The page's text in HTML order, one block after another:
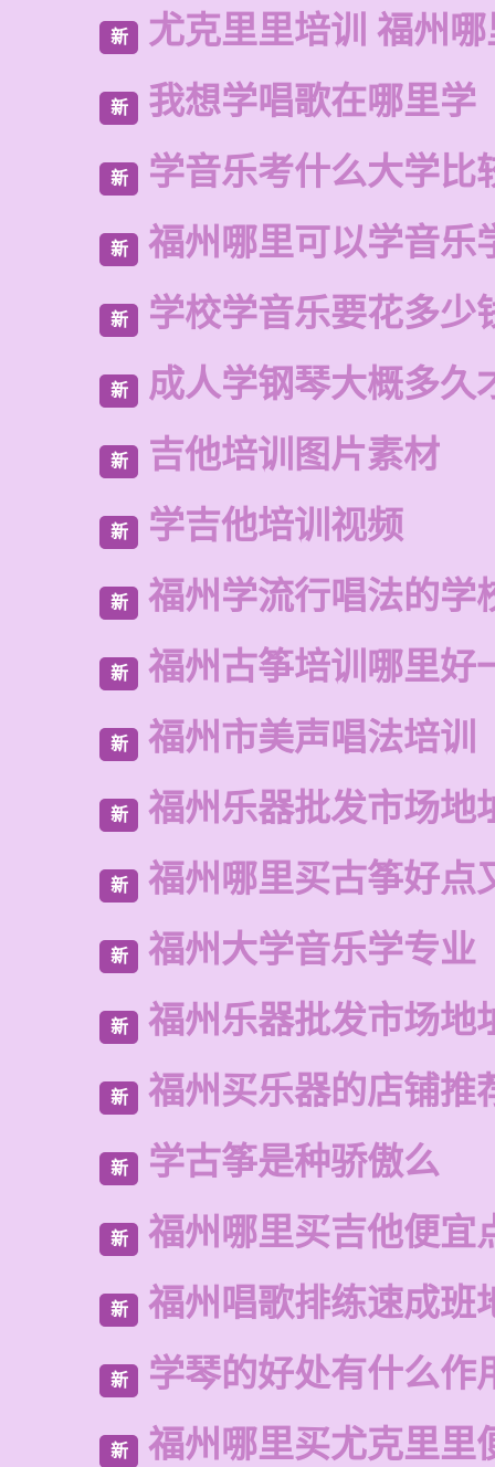
新 尤克里里培训 福州
新 我想学唱歌在哪里学
新 学音乐考什么大学比
新 福州哪里可以学音乐
新 学校学音乐要花多少
新 成人学钢琴大概多久
新 吉他培训图片素材
新 学吉他培训视频
新 福州学流行唱法的学
新 福州古筝培训哪里好
新 福州市美声唱法培训
新 福州乐器批发市场地
新 福州哪里买古筝好点
新 福州大学音乐学专业
新 福州乐器批发市场地
新 福州买乐器的店铺推
新 学古筝是种骄傲么
新 福州哪里买吉他便宜
新 福州唱歌排练速成班
新 学琴的好处有什么作
新 福州哪里买尤克里里